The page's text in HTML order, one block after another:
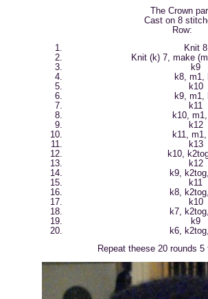
The Crown
Cast on 8
Row:
Knit 8
Knit (k) 7, make
k9
k8, m1,
k10
k9, m1,
k11
k10,
k12
k11,
k13
k10,
k12
k9,
k11
k8,
k10
k7,
k9
k6,
Repeat theese 20 rounds